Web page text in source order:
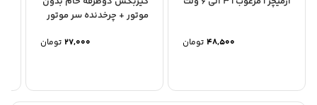
تومان
موتور + چرخدنده سر موتور
تومان